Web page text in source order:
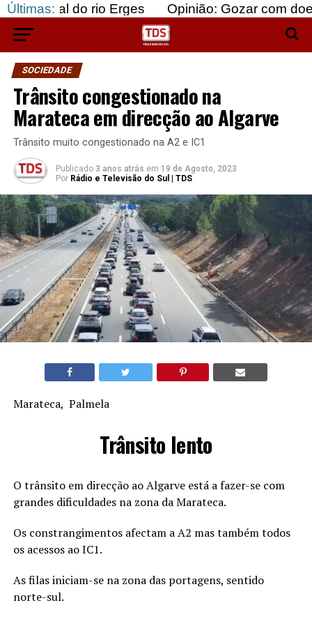
Últimas:
do rio Erges Opinião: Gozar com doentes e
SOCIEDADE
Trânsito congestionado na
Marateca em direcção ao Algarve
Trânsito muito congestionado na A2 e IC1
Publicado 3 anos atrás em 19 de Agosto, 2023
Por Rádio e Televisão do Sul | TDS
Marateca, Palmela
Trânsito lento
O trânsito em direcção ao Algarve está a fazer-se com
grandes dificuldades na zona da Marateca.
Os constrangimentos afectam a A2 mas também todos
os acessos ao IC1.
As filas iniciam-se na zona das portagens, sentido
norte-sul.